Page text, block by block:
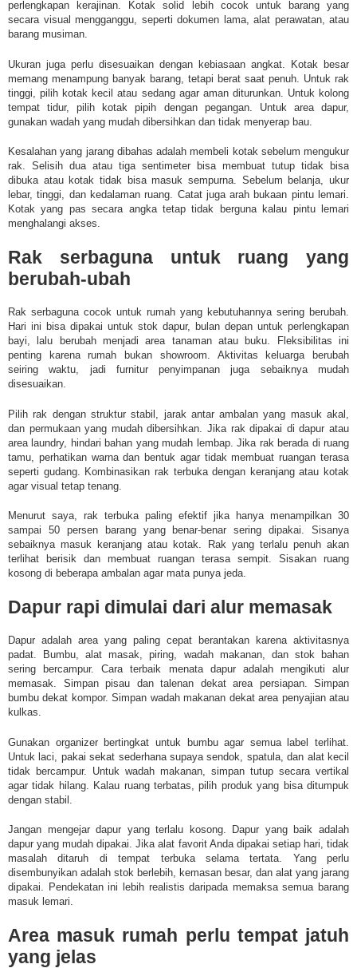
perlengkapan kerajinan. Kotak solid lebih cocok untuk barang yang
secara visual mengganggu, seperti dokumen lama, alat perawatan, atau
barang musiman.
Ukuran juga perlu disesuaikan dengan kebiasaan angkat. Kotak besar
memang menampung banyak barang, tetapi berat saat penuh. Untuk rak
tinggi, pilih kotak kecil atau sedang agar aman diturunkan. Untuk kolong
tempat tidur, pilih kotak pipih dengan pegangan. Untuk area dapur,
gunakan wadah yang mudah dibersihkan dan tidak menyerap bau.
Kesalahan yang jarang dibahas adalah membeli kotak sebelum mengukur
rak. Selisih dua atau tiga sentimeter bisa membuat tutup tidak bisa
dibuka atau kotak tidak bisa masuk sempurna. Sebelum belanja, ukur
lebar, tinggi, dan kedalaman ruang. Catat juga arah bukaan pintu lemari.
Kotak yang pas secara angka tetap tidak berguna kalau pintu lemari
menghalangi akses.
Rak serbaguna untuk ruang yang
berubah-ubah
Rak serbaguna cocok untuk rumah yang kebutuhannya sering berubah.
Hari ini bisa dipakai untuk stok dapur, bulan depan untuk perlengkapan
bayi, lalu berubah menjadi area tanaman atau buku. Fleksibilitas ini
penting karena rumah bukan showroom. Aktivitas keluarga berubah
seiring waktu, jadi furnitur penyimpanan juga sebaiknya mudah
disesuaikan.
Pilih rak dengan struktur stabil, jarak antar ambalan yang masuk akal,
dan permukaan yang mudah dibersihkan. Jika rak dipakai di dapur atau
area laundry, hindari bahan yang mudah lembap. Jika rak berada di ruang
tamu, perhatikan warna dan bentuk agar tidak membuat ruangan terasa
seperti gudang. Kombinasikan rak terbuka dengan keranjang atau kotak
agar visual tetap tenang.
Menurut saya, rak terbuka paling efektif jika hanya menampilkan 30
sampai 50 persen barang yang benar-benar sering dipakai. Sisanya
sebaiknya masuk keranjang atau kotak. Rak yang terlalu penuh akan
terlihat berisik dan membuat ruangan terasa sempit. Sisakan ruang
kosong di beberapa ambalan agar mata punya jeda.
Dapur rapi dimulai dari alur memasak
Dapur adalah area yang paling cepat berantakan karena aktivitasnya
padat. Bumbu, alat masak, piring, wadah makanan, dan stok bahan
sering bercampur. Cara terbaik menata dapur adalah mengikuti alur
memasak. Simpan pisau dan talenan dekat area persiapan. Simpan
bumbu dekat kompor. Simpan wadah makanan dekat area penyajian atau
kulkas.
Gunakan organizer bertingkat untuk bumbu agar semua label terlihat.
Untuk laci, pakai sekat sederhana supaya sendok, spatula, dan alat kecil
tidak bercampur. Untuk wadah makanan, simpan tutup secara vertikal
agar tidak hilang. Kalau ruang terbatas, pilih produk yang bisa ditumpuk
dengan stabil.
Jangan mengejar dapur yang terlalu kosong. Dapur yang baik adalah
dapur yang mudah dipakai. Jika alat favorit Anda dipakai setiap hari, tidak
masalah ditaruh di tempat terbuka selama tertata. Yang perlu
disembunyikan adalah stok berlebih, kemasan besar, dan alat yang jarang
dipakai. Pendekatan ini lebih realistis daripada memaksa semua barang
masuk lemari.
Area masuk rumah perlu tempat jatuh
yang jelas